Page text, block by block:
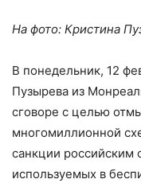
На фото: Кристина
В понедельник, 12
Пузырева из
сговоре с целью
многомиллионной
санкции российским
используемых в